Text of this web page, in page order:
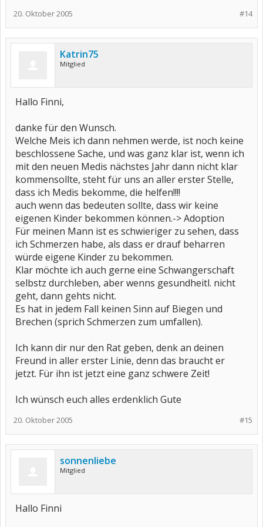
#14
20. Oktober 2005
Katrin75
Mitglied
Hallo Finni,
danke für den Wunsch.
Welche Meis ich dann nehmen werde, ist noch keine
beschlossene Sache, und was ganz klar ist, wenn ich
mit den neuen Medis nächstes Jahr dann nicht klar
kommensollte, steht für uns an aller erster Stelle,
dass ich Medis bekomme, die helfen!!!!
auch wenn das bedeuten sollte, dass wir keine
eigenen Kinder bekommen können.-> Adoption
Für meinen Mann ist es schwieriger zu sehen, dass
ich Schmerzen habe, als dass er drauf beharren
würde eigene Kinder zu bekommen.
Klar möchte ich auch gerne eine Schwangerschaft
selbstz durchleben, aber wenns gesundheitl. nicht
geht, dann gehts nicht.
Es hat in jedem Fall keinen Sinn auf Biegen und
Brechen (sprich Schmerzen zum umfallen).
Ich kann dir nur den Rat geben, denk an deinen
Freund in aller erster Linie, denn das braucht er
jetzt. Für ihn ist jetzt eine ganz schwere Zeit!
Ich wünsch euch alles erdenklich Gute
#15
20. Oktober 2005
sonnenliebe
Mitglied
Hallo Finni